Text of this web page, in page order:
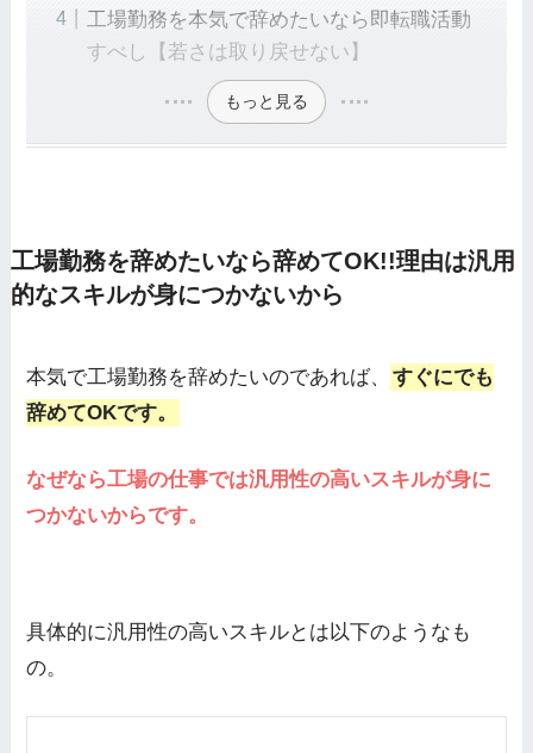
工場勤務を本気で辞めたいなら即転職活動
すべし【若さは取り戻せない】
もっと見る
工場勤務を辞めたいなら辞めてOK!!理由は汎用
的なスキルが身につかないから
本気で工場勤務を辞めたいのであれば、
すぐにでも
辞めてOKです。
なぜなら工場の仕事では汎用性の高いスキルが身に
つかないからです。
具体的に汎用性の高いスキルとは以下のようなも
の。